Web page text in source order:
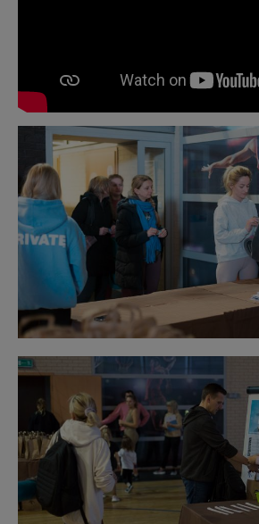
Obraz
opisu
Obraz
opisu